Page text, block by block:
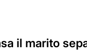
il marito